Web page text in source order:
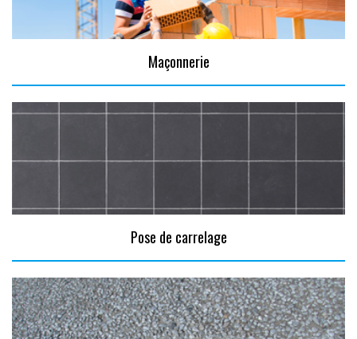
Maçonnerie
Pose de carrelage